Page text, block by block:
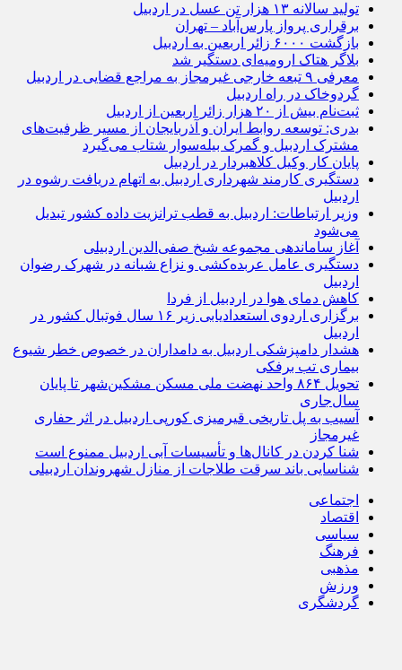
تولید سالانه ۱۳ هزار تن عسل در اردبیل
برقراری پرواز پارس‌آباد – تهران
بازگشت ۶۰۰۰ زائر اربعین به اردبیل
بلاگر هتاک ارومیه‌ای دستگیر شد
معرفی ۹ تبعه خارجی غیرمجاز به مراجع قضایی در اردبیل
گردوخاک در راه اردبیل
ثبت‌نام بیش از ۲۰ هزار زائر اربعین از اردبیل
بدری: توسعه روابط ایران و آذربایجان از مسیر ظرفیت‌های
مشترک اردبیل و گمرک بیله‌سوار شتاب می‌گیرد
پایان کار وکیل کلاهبردار در اردبیل
دستگیری کارمند شهرداری اردبیل به اتهام دریافت رشوه در
اردبیل
وزیر ارتباطات: اردبیل به قطب ترانزیت داده کشور تبدیل
می‌شود
آغاز ساماندهی مجموعه شیخ صفی‌الدین اردبیلی
دستگیری عامل عربده‌کشی و نزاع شبانه در شهرک رضوان
اردبیل
کاهش دمای هوا در اردبیل از فردا
برگزاری اردوی استعدادیابی زیر ۱۶ سال فوتبال کشور در
اردبیل
هشدار دامپزشکی اردبیل به دامداران در خصوص خطر شیوع
بیماری تب برفکی
تحویل ۸۶۴ واحد نهضت ملی مسکن مشکین‌شهر تا پایان
سال‌جاری
آسیب به پل تاریخی قیرمیزی کورپی اردبیل در اثر حفاری
غیرمجاز
شنا کردن در کانال‌ها و تأسیسات آبی اردبیل ممنوع است
شناسایی باند سرقت طلاجات از منازل شهروندان اردبیلی
اجتماعی
اقتصاد
سیاسی
فرهنگ
مذهبی
ورزش
گردشگری